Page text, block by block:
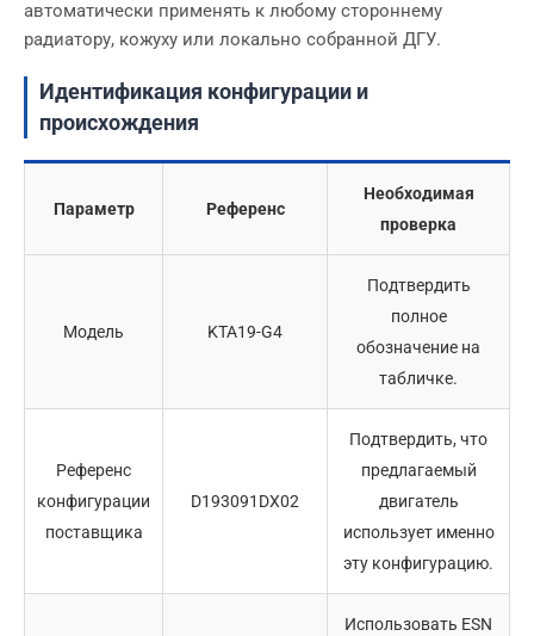
автоматически применять к любому стороннему
радиатору, кожуху или локально собранной ДГУ.
Идентификация конфигурации и
происхождения
Параметр Референс
Необходимая
проверка
Модель KTA19-G4
Подтвердить
полное
обозначение на
табличке.
Референс
конфигурации
поставщика
D193091DX02
Подтвердить, что
предлагаемый
двигатель
использует именно
эту конфигурацию.
Использовать ESN